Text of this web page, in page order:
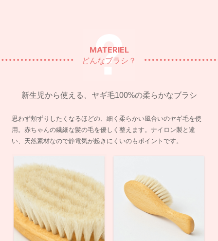
MATERIEL
どんなブラシ？
新生児から使える、ヤギ毛100%の柔らかなブラシ
思わず頬ずりしたくなるほどの、細く柔らかい風合いのヤギ毛を使
用。赤ちゃんの繊細な髪の毛を優しく整えます。ナイロン製と違
い、天然素材なので静電気が起きにくいのもポイントです。